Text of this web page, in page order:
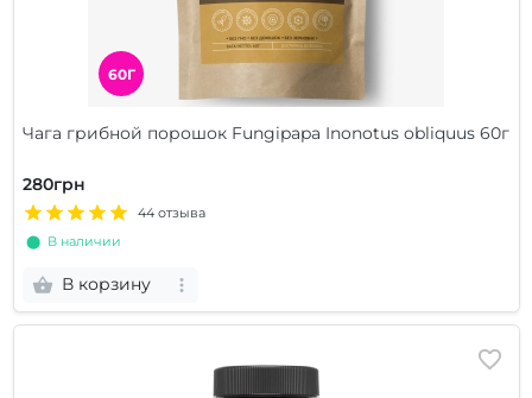
60Г
Чага грибной порошок Fungipapa Inonotus obliquus 60г
280грн
44 отзыва
⬤ В наличии
В корзину